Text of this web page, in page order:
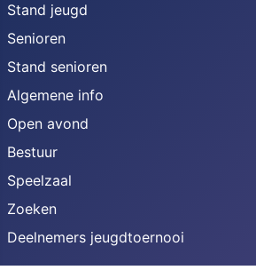
Stand jeugd
Senioren
Stand senioren
Algemene info
Open avond
Bestuur
Speelzaal
Zoeken
Deelnemers jeugdtoernooi